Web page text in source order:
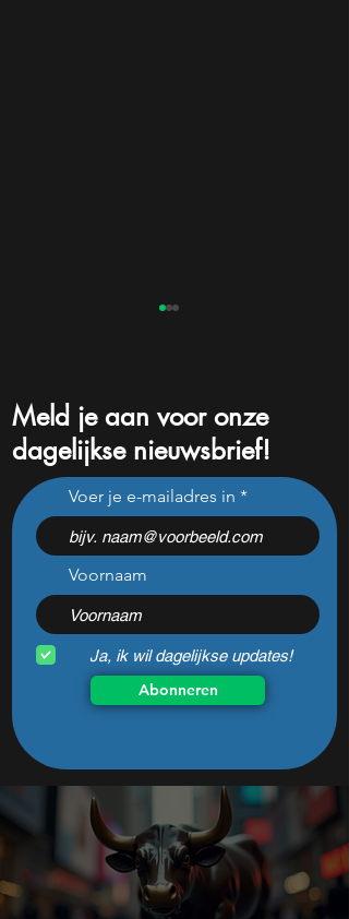
Dit populaire Belgische
aandeel steeg dit jaar al 47
procent: is er ruimte voor
meer?
Meld je aan voor onze
dagelijkse nieuwsbrief!
Voer je e-mailadres in
Voornaam
Ja, ik wil dagelijkse updates!
Abonneren